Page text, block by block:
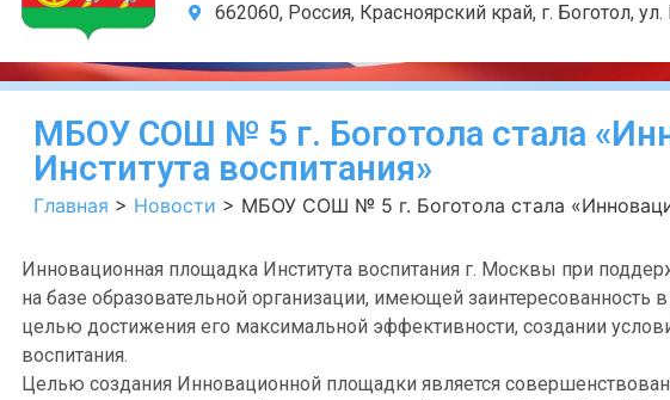
662060, Россия, Красноярский край, г. Боготол,
МБОУ СОШ № 5 г. Боготола стала
Института воспитания»
Главная > Новости > МБОУ СОШ № 5 г. Боготола стала
Инновационная площадка Института воспитания г. Москвы при
на базе образовательной организации, имеющей заинтересованность
целью достижения его максимальной эффективности, создании
воспитания.
Целью создания Инновационной площадки является